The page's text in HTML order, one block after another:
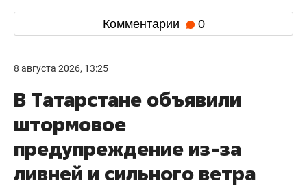
Комментарии 0
8 августа 2026, 13:25
В Татарстане объявили
штормовое
предупреждение из-за
ливней и сильного ветра